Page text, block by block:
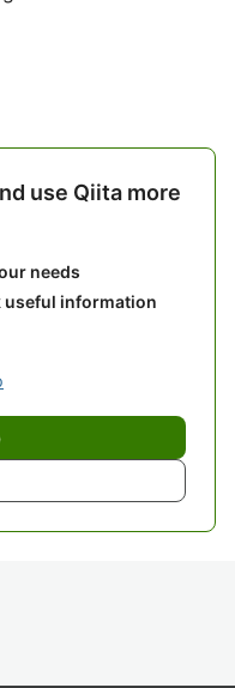
use Qiita more
needs
useful information